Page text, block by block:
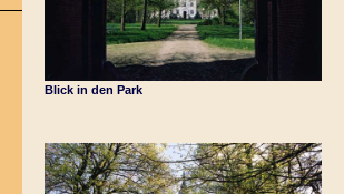
Blick in den Park